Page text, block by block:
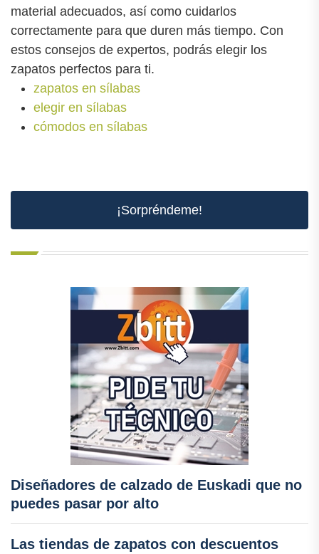
material adecuados, así como cuidarlos
correctamente para que duren más tiempo. Con
estos consejos de expertos, podrás elegir los
zapatos perfectos para ti.
zapatos en sílabas
elegir en sílabas
cómodos en sílabas
¡Sorpréndeme!
Diseñadores de calzado de Euskadi que no
puedes pasar por alto
Las tiendas de zapatos con descuentos